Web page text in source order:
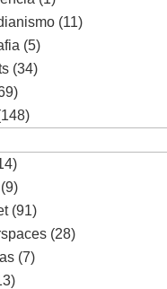
(11)
(5)
(34)
(9)
(91)
(28)
(7)